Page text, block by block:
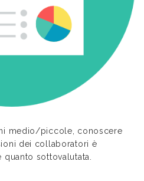
medio/piccole, conoscere
dei collaboratori è
sottovalutata.